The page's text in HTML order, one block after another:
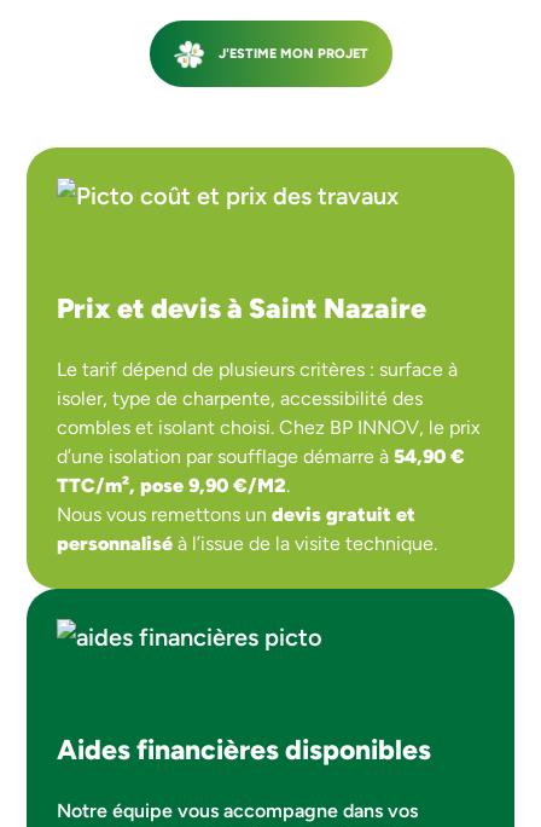
J'ESTIME MON PROJET
Prix et devis à Saint Nazaire
Le tarif dépend de plusieurs critères : surface à
isoler, type de charpente, accessibilité des
combles et isolant choisi. Chez BP INNOV, le prix
d’une isolation par soufflage démarre à54,90 €
TTC/m²,pose 9,90 €/M2.
Nous vous remettons undevis gratuit et
personnalisé à l’issue de la visite technique.
Aides financières disponibles
Notre équipe vous accompagne dans vos